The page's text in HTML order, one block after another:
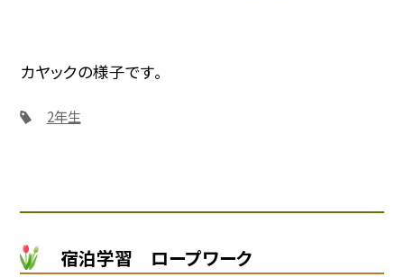
カヤックの様子です。
2年生
宿泊学習 ロープワーク